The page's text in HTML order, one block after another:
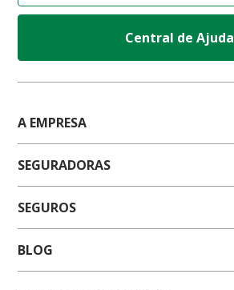
Central de Ajuda
A EMPRESA
SEGURADORAS
SEGUROS
BLOG